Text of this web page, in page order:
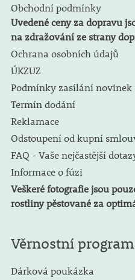
Obchodní podmínky
Uvedené ceny za dopravu
na zdražování ze strany
Ochrana osobních údajů
ÚKZUZ
Podmínky zasílání novinek
Termín dodání
Reklamace
Odstoupení od kupní
FAQ - Vaše nejčastější
Informace o fúzi
Veškeré fotografie jsou
rostliny pěstované za
Věrnostní program
Dárková poukázka